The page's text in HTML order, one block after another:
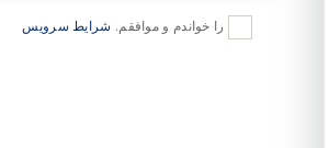
را خواندم و موافقم.شرایط سرویس